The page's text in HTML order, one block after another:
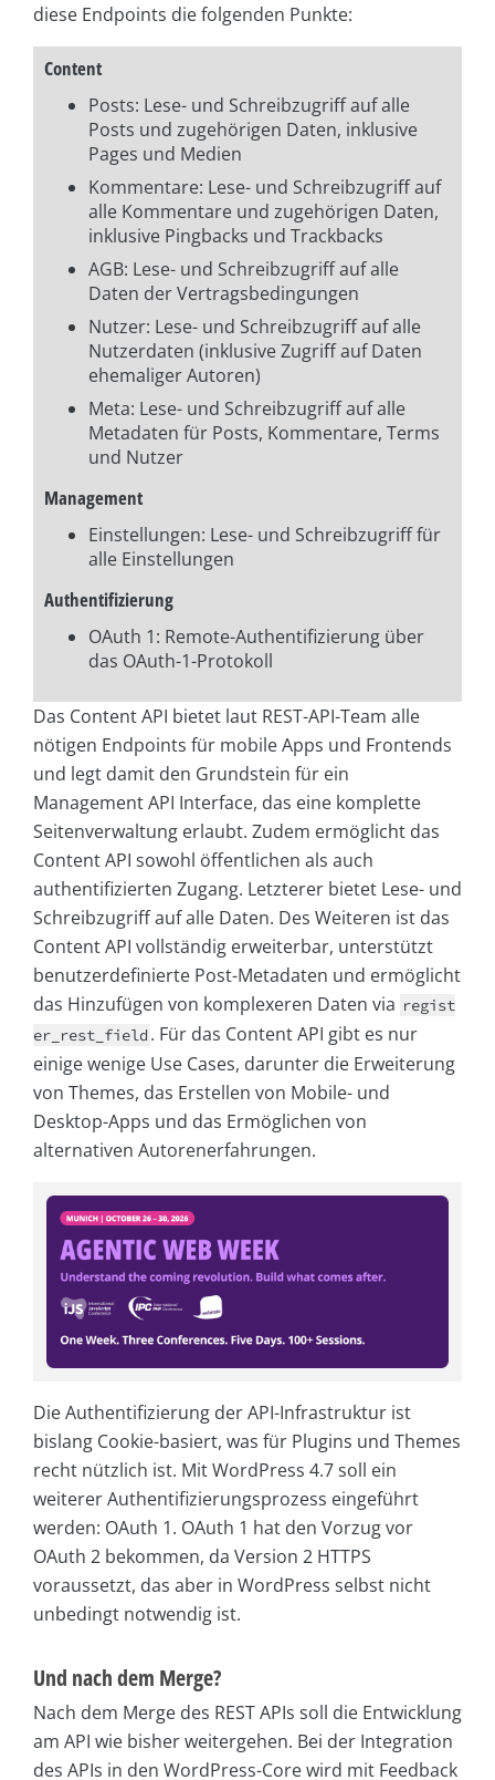
diese Endpoints die folgenden Punkte:
Content
Posts: Lese- und Schreibzugriff auf alle
Posts und zugehörigen Daten, inklusive
Pages und Medien
Kommentare: Lese- und Schreibzugriff auf
alle Kommentare und zugehörigen Daten,
inklusive Pingbacks und Trackbacks
AGB: Lese- und Schreibzugriff auf alle
Daten der Vertragsbedingungen
Nutzer: Lese- und Schreibzugriff auf alle
Nutzerdaten (inklusive Zugriff auf Daten
ehemaliger Autoren)
Meta: Lese- und Schreibzugriff auf alle
Metadaten für Posts, Kommentare, Terms
und Nutzer
Management
Einstellungen: Lese- und Schreibzugriff für
alle Einstellungen
Authentifizierung
OAuth 1: Remote-Authentifizierung über
das OAuth-1-Protokoll
Das Content API bietet laut REST-API-Team alle
nötigen Endpoints für mobile Apps und Frontends
und legt damit den Grundstein für ein
Management API Interface, das eine komplette
Seitenverwaltung erlaubt. Zudem ermöglicht das
Content API sowohl öffentlichen als auch
authentifizierten Zugang. Letzterer bietet Lese- und
Schreibzugriff auf alle Daten. Des Weiteren ist das
Content API vollständig erweiterbar, unterstützt
benutzerdefinierte Post-Metadaten und ermöglicht
das Hinzufügen von komplexeren Daten via regist
er_rest_field . Für das Content API gibt es nur
einige wenige Use Cases, darunter die Erweiterung
von Themes, das Erstellen von Mobile- und
Desktop-Apps und das Ermöglichen von
alternativen Autorenerfahrungen.
Die Authentifizierung der API-Infrastruktur ist
bislang Cookie-basiert, was für Plugins und Themes
recht nützlich ist. Mit WordPress 4.7 soll ein
weiterer Authentifizierungsprozess eingeführt
werden: OAuth 1. OAuth 1 hat den Vorzug vor
OAuth 2 bekommen, da Version 2 HTTPS
voraussetzt, das aber in WordPress selbst nicht
unbedingt notwendig ist.
Und nach dem Merge?
Nach dem Merge des REST APIs soll die Entwicklung
am API wie bisher weitergehen. Bei der Integration
des APIs in den WordPress-Core wird mit Feedback